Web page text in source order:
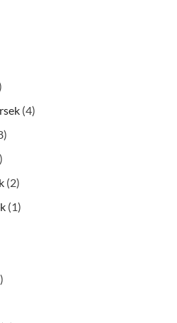
(4)
(2)
(1)